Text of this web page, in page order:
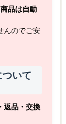
品は自動
んのでご安
いて
返品・交換